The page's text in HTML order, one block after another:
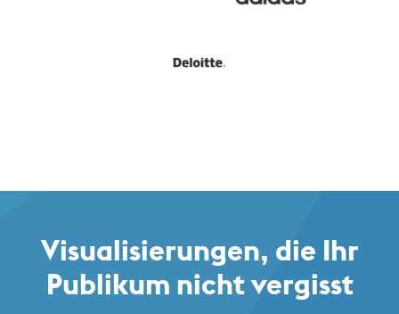
Visualisierungen, die Ihr
Publikum nicht vergisst